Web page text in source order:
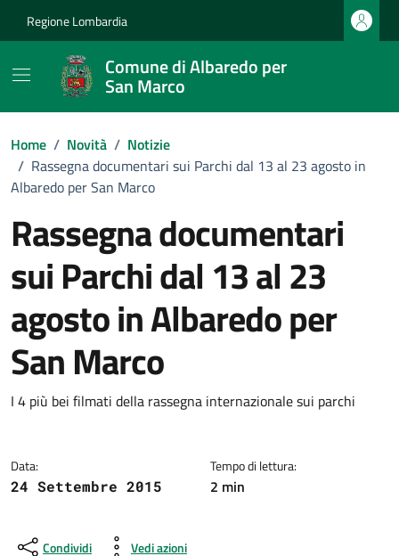
Regione Lombardia
Comune di Albaredo per
San Marco
Home / Novità / Notizie
/ Rassegna documentari sui Parchi dal 13 al 23 agosto in
Albaredo per San Marco
Rassegna documentari
sui Parchi dal 13 al 23
agosto in Albaredo per
San Marco
Dettagli della notizia
I 4 più bei filmati della rassegna internazionale sui parchi
Data:
24 Settembre 2015
Tempo di lettura:
2 min
Condividi Vedi azioni